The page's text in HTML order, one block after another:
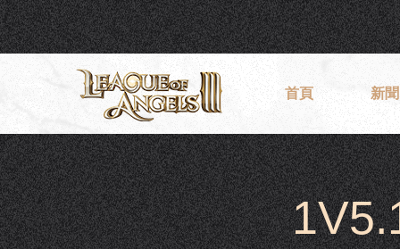
首頁 新聞